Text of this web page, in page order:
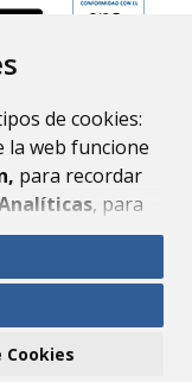
de cookies:
la web funcione
para recordar
, para
y sus servicios.
todas”
pulsa el botón
técnicas
Cookies